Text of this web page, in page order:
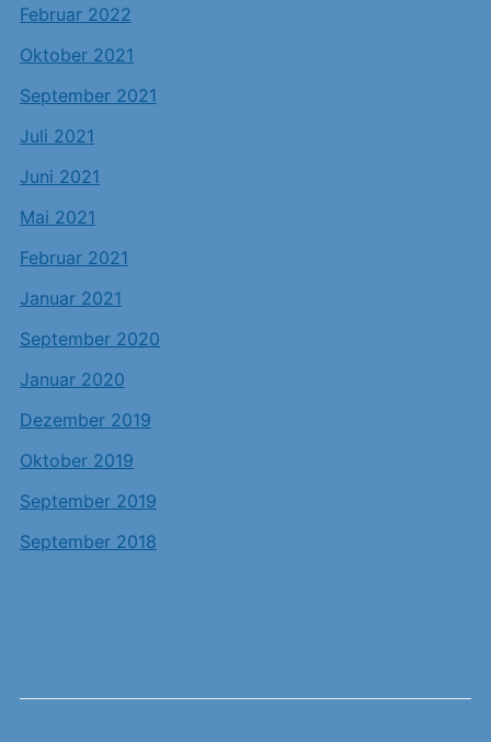
Februar 2022
Oktober 2021
September 2021
Juli 2021
Juni 2021
Mai 2021
Februar 2021
Januar 2021
September 2020
Januar 2020
Dezember 2019
Oktober 2019
September 2019
September 2018